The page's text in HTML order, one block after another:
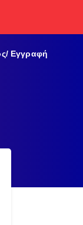
Εγγραφή